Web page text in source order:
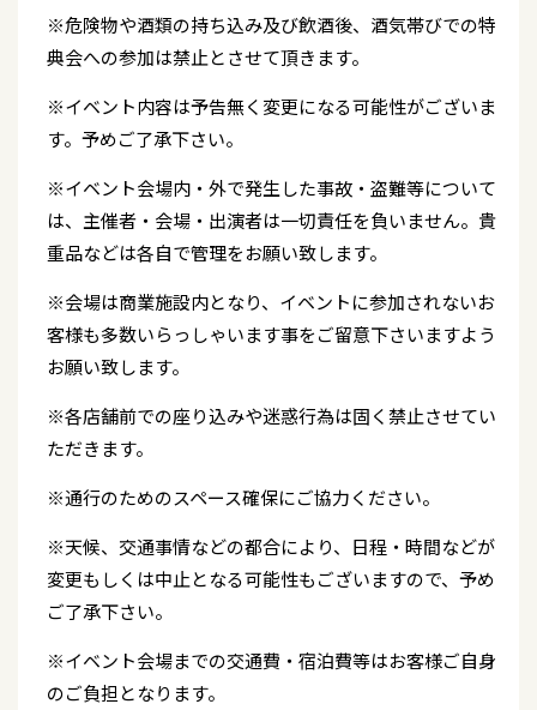
※危険物や酒類の持ち込み及び飲酒後、酒気帯びでの特
典会への参加は禁止とさせて頂きます。
※イベント内容は予告無く変更になる可能性がございま
す。予めご了承下さい。
※イベント会場内・外で発生した事故・盗難等について
は、主催者・会場・出演者は一切責任を負いません。貴
重品などは各自で管理をお願い致します。
※会場は商業施設内となり、イベントに参加されないお
客様も多数いらっしゃいます事をご留意下さいますよう
お願い致します。
※各店舗前での座り込みや迷惑行為は固く禁止させてい
ただきます。
※通行のためのスペース確保にご協力ください。
※天候、交通事情などの都合により、日程・時間などが
変更もしくは中止となる可能性もございますので、予め
ご了承下さい。
※イベント会場までの交通費・宿泊費等はお客様ご自身
のご負担となります。